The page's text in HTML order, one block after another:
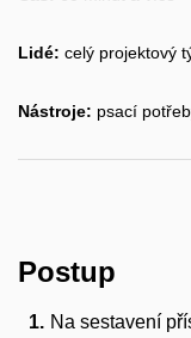
Lidé: celý projektový
Nástroje: psací
Postup
Na sestavení